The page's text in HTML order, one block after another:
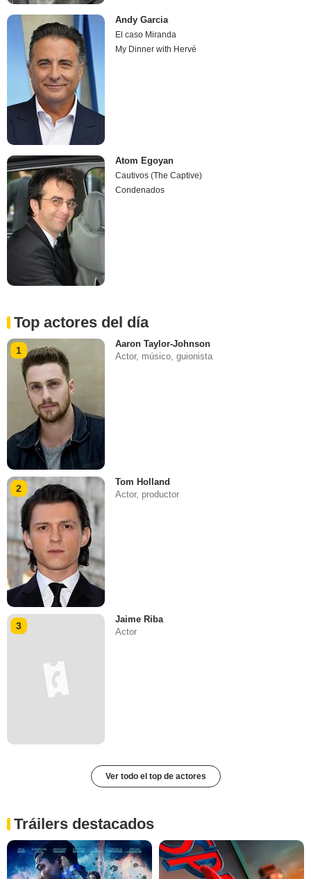
Andy Garcia
El caso Miranda
My Dinner with Hervé
Atom Egoyan
Cautivos (The Captive)
Condenados
Top actores del día
1
Aaron Taylor-Johnson
Actor, músico, guionista
2
Tom Holland
Actor, productor
3
Jaime Riba
Actor
Ver todo el top de actores
Tráilers destacados